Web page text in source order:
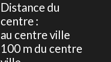
Distance du
centre :
au centre ville
100 m du centre